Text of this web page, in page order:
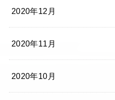
2020年12月
2020年11月
2020年10月